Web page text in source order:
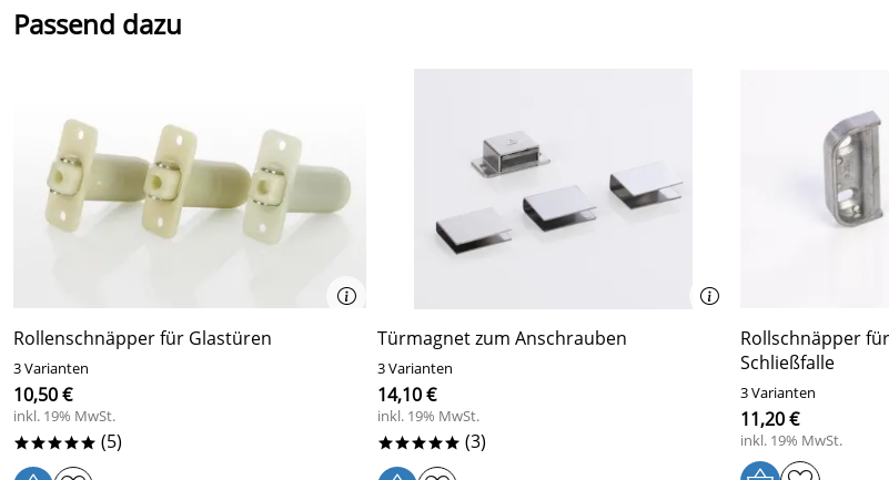
5
Remus *****
Verifizierte Bewertung
Sehr gute Qualität , super verpackt , guter Preis , gerne wieder .
Remus
*****
Verifizierte Bewertung
Super Qualität , schnell geliefert , bestens , Danke
Kaufdatum: 17.10.2019
Bewertungsdatum: 11.11.2019
Passend dazu
Rollenschnäpper für Glastüren
3 Varianten
10,50 €
inkl. 19% MwSt.
***** (5)
Türmagnet zum Anschrauben
3 Varianten
14,10 €
inkl. 19% MwSt.
***** (3)
Rollschnäpper
Schließfalle
3 Varianten
11,20 €
inkl. 19% MwSt.